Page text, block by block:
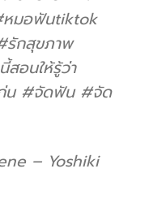
มอฟันtiktok
รักสุขภาพ
สอนให้รู้ว่า
น #จัดฟัน #จัด
– Yoshiki